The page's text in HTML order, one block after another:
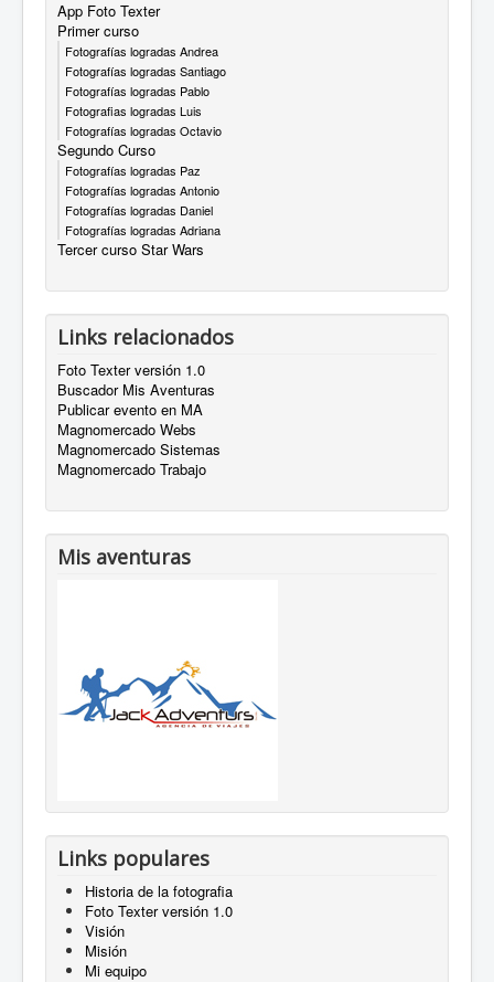
App Foto Texter
Primer curso
Fotografías logradas Andrea
Fotografías logradas Santiago
Fotografías logradas Pablo
Fotografias logradas Luis
Fotografías logradas Octavio
Segundo Curso
Fotografías logradas Paz
Fotografías logradas Antonio
Fotografías logradas Daniel
Fotografías logradas Adriana
Tercer curso Star Wars
Links relacionados
Foto Texter versión 1.0
Buscador Mis Aventuras
Publicar evento en MA
Magnomercado Webs
Magnomercado Sistemas
Magnomercado Trabajo
Mis aventuras
Links populares
Historia de la fotografia
Foto Texter versión 1.0
Visión
Misión
Mi equipo